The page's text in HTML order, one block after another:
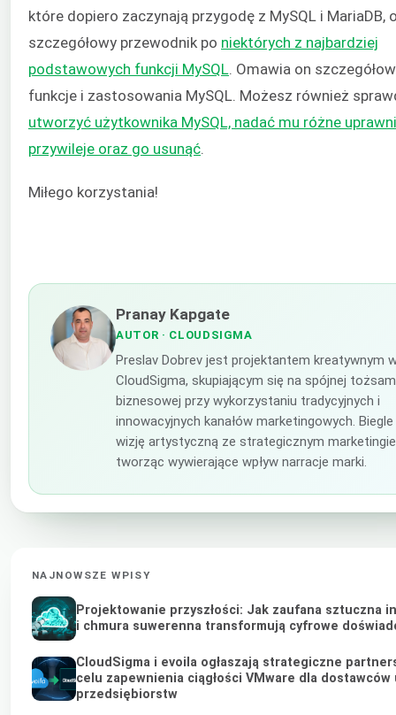
które dopiero zaczynają przygodę z MySQL i MariaDB,
szczegółowy przewodnik po niektórych z najbardziej
podstawowych funkcji MySQL. Omawia on
funkcje i zastosowania MySQL. Możesz również
utworzyć użytkownika MySQL, nadać mu różne
przywileje oraz go usunąć.
Miłego korzystania!
Pranay Kapgate
AUTOR · CLOUDSIGMA
Preslav Dobrev jest projektantem kreatywnym
CloudSigma, skupiającym się na spójnej
biznesowej przy wykorzystaniu tradycyjnych i
innowacyjnych kanałów marketingowych. Biegle
wizję artystyczną ze strategicznym
tworząc wywierające wpływ narracje marki.
NAJNOWSZE WPISY
Projektowanie przyszłości: Jak zaufana sztuczna
i chmura suwerenna transformują cyfrowe
CloudSigma i evoila ogłaszają strategiczne
celu zapewnienia ciągłości VMware dla dostawców
przedsiębiorstw